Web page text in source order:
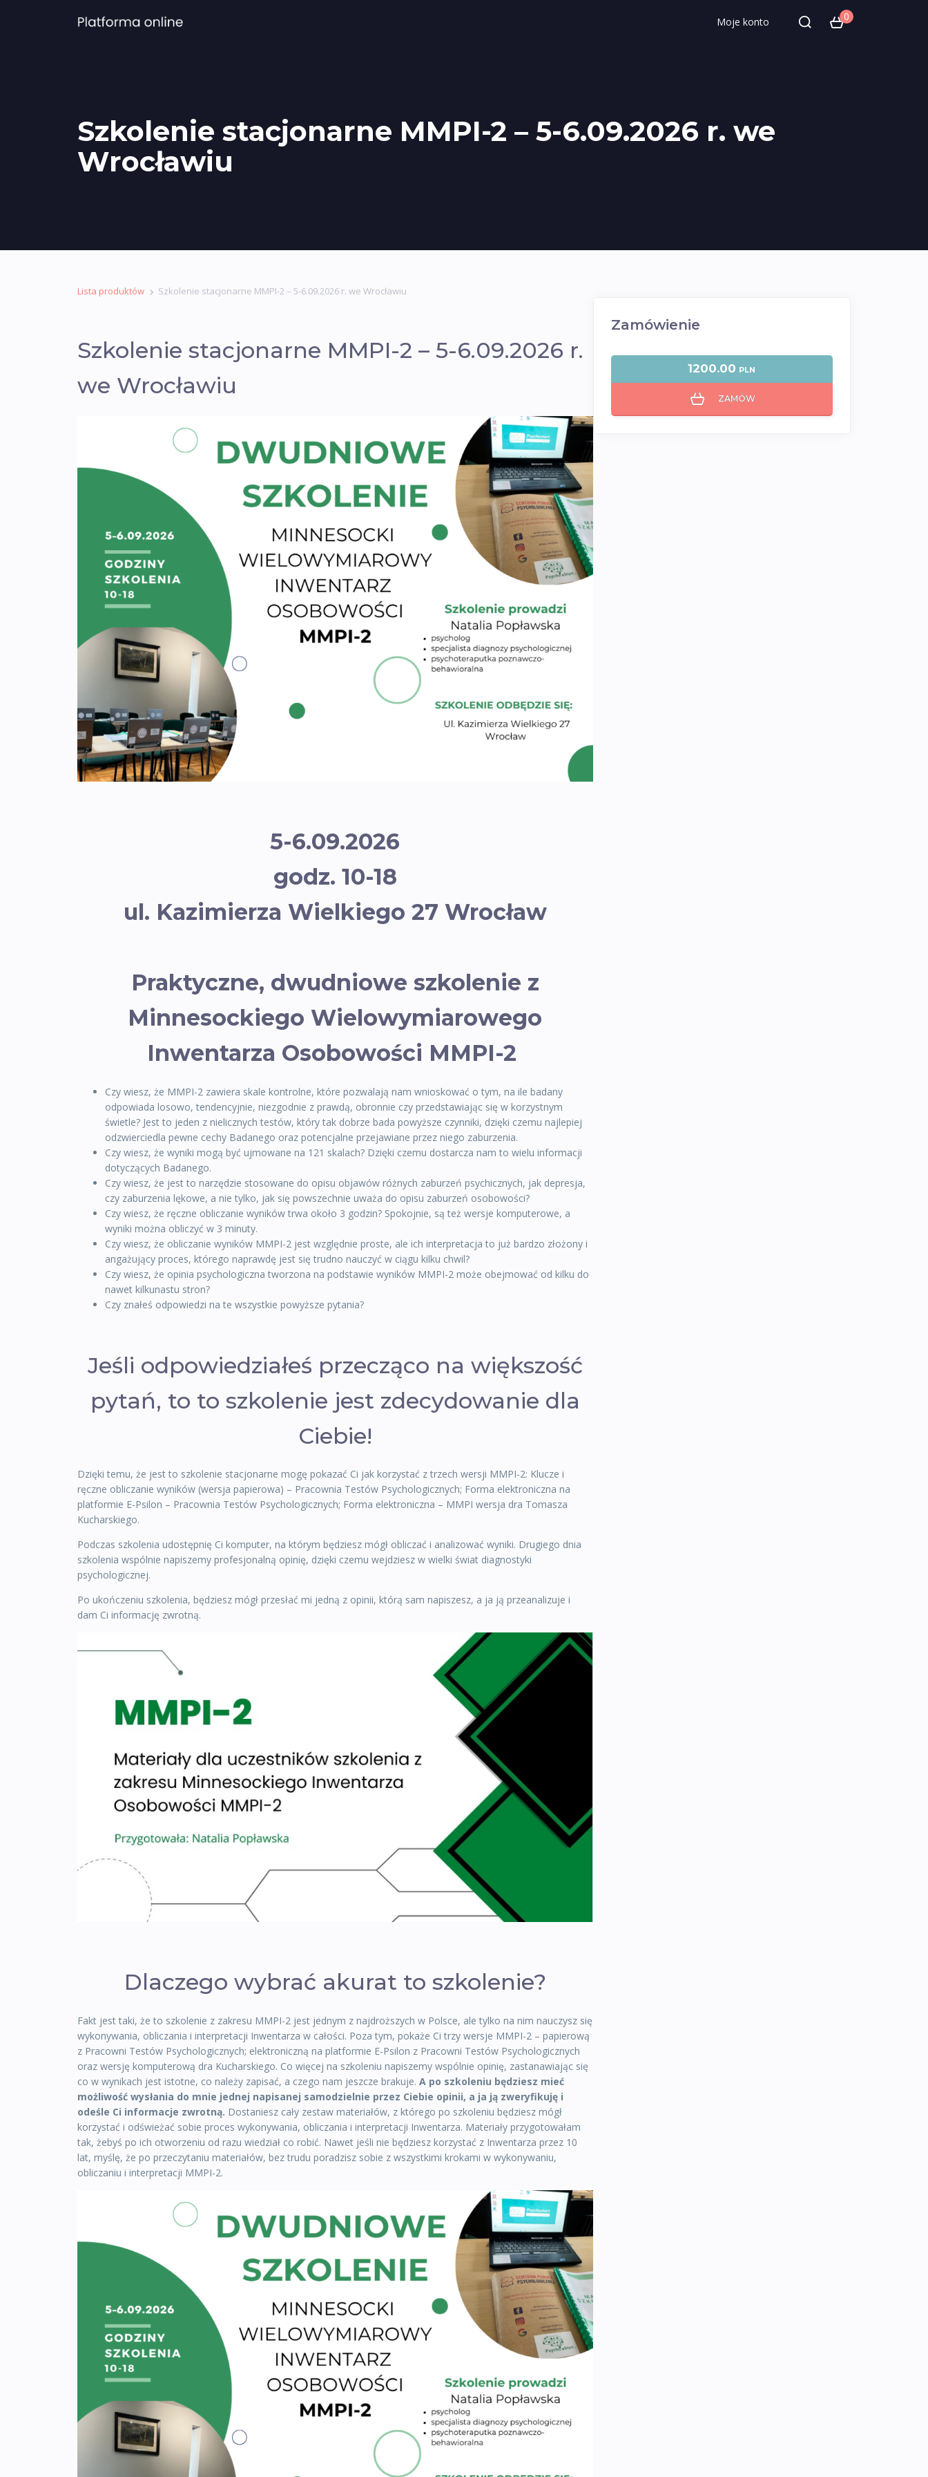
Moje konto 0
Szkolenie stacjonarne MMPI-2 – 5-6.09.2026 r. we
Wrocławiu
Lista produktów Szkolenie stacjonarne MMPI-2 – 5-6.09.2026 r. we Wrocławiu
Szkolenie stacjonarne MMPI-2 – 5-6.09.2026 r.
we Wrocławiu
5-6.09.2026
godz. 10-18
ul. Kazimierza Wielkiego 27 Wrocław
Praktyczne, dwudniowe szkolenie z
Minnesockiego Wielowymiarowego
Inwentarza Osobowości MMPI-2
Czy wiesz, że MMPI-2 zawiera skale kontrolne, które pozwalają nam wnioskować o tym, na ile badany
odpowiada losowo, tendencyjnie, niezgodnie z prawdą, obronnie czy przedstawiając się w korzystnym
świetle? Jest to jeden z nielicznych testów, który tak dobrze bada powyższe czynniki, dzięki czemu najlepiej
odzwierciedla pewne cechy Badanego oraz potencjalne przejawiane przez niego zaburzenia.
Czy wiesz, że wyniki mogą być ujmowane na 121 skalach? Dzięki czemu dostarcza nam to wielu informacji
dotyczących Badanego.
Czy wiesz, że jest to narzędzie stosowane do opisu objawów różnych zaburzeń psychicznych, jak depresja,
czy zaburzenia lękowe, a nie tylko, jak się powszechnie uważa do opisu zaburzeń osobowości?
Czy wiesz, że ręczne obliczanie wyników trwa około 3 godzin? Spokojnie, są też wersje komputerowe, a
wyniki można obliczyć w 3 minuty.
Czy wiesz, że obliczanie wyników MMPI-2 jest względnie proste, ale ich interpretacja to już bardzo złożony i
angażujący proces, którego naprawdę jest się trudno nauczyć w ciągu kilku chwil?
Czy wiesz, że opinia psychologiczna tworzona na podstawie wyników MMPI-2 może obejmować od kilku do
nawet kilkunastu stron?
Czy znałeś odpowiedzi na te wszystkie powyższe pytania?
Jeśli odpowiedziałeś przecząco na większość
pytań, to to szkolenie jest zdecydowanie dla
Ciebie!
Dzięki temu, że jest to szkolenie stacjonarne mogę pokazać Ci jak korzystać z trzech wersji MMPI-2: Klucze i
ręczne obliczanie wyników (wersja papierowa) – Pracownia Testów Psychologicznych; Forma elektroniczna na
platformie E-Psilon – Pracownia Testów Psychologicznych; Forma elektroniczna – MMPI wersja dra Tomasza
Kucharskiego.
Podczas szkolenia udostępnię Ci komputer, na którym będziesz mógł obliczać i analizować wyniki. Drugiego dnia
szkolenia wspólnie napiszemy profesjonalną opinię, dzięki czemu wejdziesz w wielki świat diagnostyki
psychologicznej.
Po ukończeniu szkolenia, będziesz mógł przesłać mi jedną z opinii, którą sam napiszesz, a ja ją przeanalizuje i
dam Ci informację zwrotną.
Dlaczego wybrać akurat to szkolenie?
Fakt jest taki, że to szkolenie z zakresu MMPI-2 jest jednym z najdroższych w Polsce, ale tylko na nim nauczysz się
wykonywania, obliczania i interpretacji Inwentarza w całości. Poza tym, pokaże Ci trzy wersje MMPI-2 – papierową
z Pracowni Testów Psychologicznych; elektroniczną na platformie E-Psilon z Pracowni Testów Psychologicznych
oraz wersję komputerową dra Kucharskiego. Co więcej na szkoleniu napiszemy wspólnie opinię, zastanawiając się
co w wynikach jest istotne, co należy zapisać, a czego nam jeszcze brakuje.A po szkoleniu będziesz mieć
możliwość wysłania do mnie jednej napisanej samodzielnie przez Ciebie opinii, a ja ją zweryfikuję i
odeśle Ci informacje zwrotną. Dostaniesz cały zestaw materiałów, z którego po szkoleniu będziesz mógł
korzystać i odświeżać sobie proces wykonywania, obliczania i interpretacji Inwentarza. Materiały przygotowałam
tak, żebyś po ich otworzeniu od razu wiedział co robić. Nawet jeśli nie będziesz korzystać z Inwentarza przez 10
lat, myślę, że po przeczytaniu materiałów, bez trudu poradzisz sobie z wszystkimi krokami w wykonywaniu,
obliczaniu i interpretacji MMPI-2.
Zamówienie
1200.00 PLN
ZAMÓW